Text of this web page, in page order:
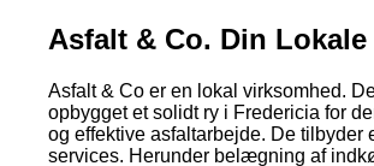
Asfalt & Co. Din Lokale
Asfalt & Co er en lokal virksomhed.
opbygget et solidt ry i Fredericia for
og effektive asfaltarbejde. De tilbyder
services. Herunder belægning af